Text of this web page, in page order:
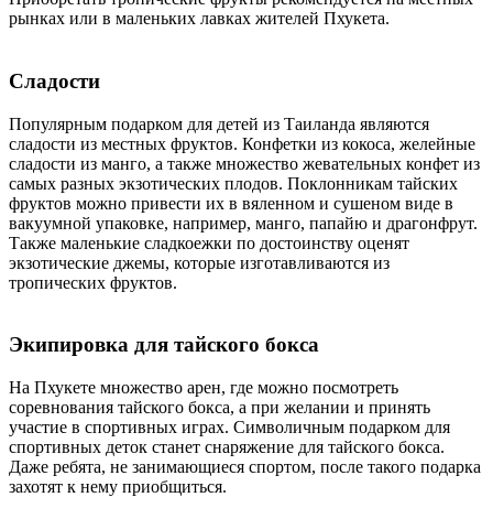
рынках или в маленьких лавках жителей Пхукета.
Сладости
Популярным подарком для детей из Таиланда являются
сладости из местных фруктов. Конфетки из кокоса, желейные
сладости из манго, а также множество жевательных конфет из
самых разных экзотических плодов. Поклонникам тайских
фруктов можно привести их в вяленном и сушеном виде в
вакуумной упаковке, например, манго, папайю и драгонфрут.
Также маленькие сладкоежки по достоинству оценят
экзотические джемы, которые изготавливаются из
тропических фруктов.
Экипировка для тайского бокса
На Пхукете множество арен, где можно посмотреть
соревнования тайского бокса, а при желании и принять
участие в спортивных играх. Символичным подарком для
спортивных деток станет снаряжение для тайского бокса.
Даже ребята, не занимающиеся спортом, после такого подарка
захотят к нему приобщиться.